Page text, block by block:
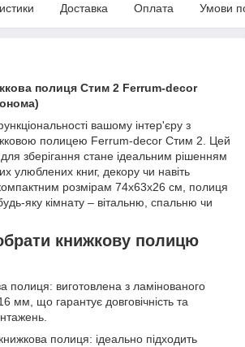
Доставка Оплата Умови
полиця Стим 2 Ferrum-decor
вашому інтер'єру з
полицею Ferrum-decor Стим 2. Цей
зберігання стане ідеальним рішенням
улюблених книг, декору чи навіть
розмірам 74x63x26 см, полиця
яку кімнату – вітальню, спальню чи
книжкову полицю
полиця: виготовлена з ламінованого
що гарантує довговічність та
полиця: ідеально підходить